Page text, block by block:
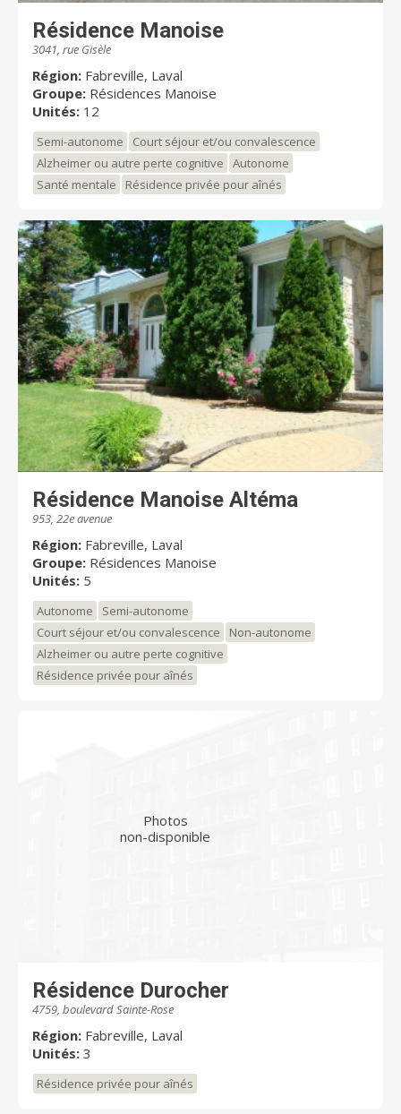
Résidence Manoise
3041, rue Gisèle
Région: Fabreville, Laval
Groupe: Résidences Manoise
Unités: 12
Semi-autonome
Court séjour et/ou convalescence
Alzheimer ou autre perte cognitive
Autonome
Santé mentale
Résidence privée pour aînés
Résidence Manoise Altéma
953, 22e avenue
Région: Fabreville, Laval
Groupe: Résidences Manoise
Unités: 5
Autonome
Semi-autonome
Court séjour et/ou convalescence
Non-autonome
Alzheimer ou autre perte cognitive
Résidence privée pour aînés
Photos
non-disponible
Résidence Durocher
4759, boulevard Sainte-Rose
Région: Fabreville, Laval
Unités: 3
Résidence privée pour aînés